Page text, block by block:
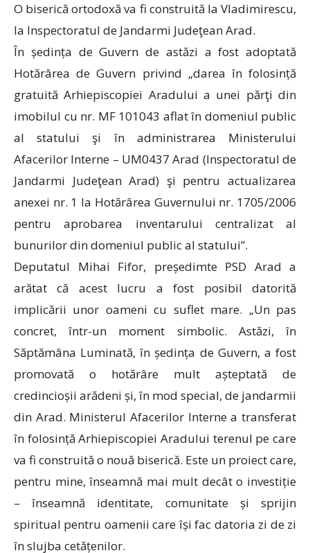
O biserică ortodoxă va fi construită la Vladimirescu,
la Inspectoratul de Jandarmi Judeţean Arad.
În ședința de Guvern de astăzi a fost adoptată
Hotărârea de Guvern privind „darea în folosință
gratuită Arhiepiscopiei Aradului a unei părţi din
imobilul cu nr. MF 101043 aflat în domeniul public
al statului şi în administrarea Ministerului
Afacerilor Interne – UM0437 Arad (Inspectoratul de
Jandarmi Judeţean Arad) şi pentru actualizarea
anexei nr. 1 la Hotărârea Guvernului nr. 1705/2006
pentru aprobarea inventarului centralizat al
bunurilor din domeniul public al statului”.
Deputatul Mihai Fifor, președimte PSD Arad a
arătat că acest lucru a fost posibil datorită
implicării unor oameni cu suflet mare. „Un pas
concret, într-un moment simbolic. Astăzi, în
Săptămâna Luminată, în ședința de Guvern, a fost
promovată o hotărâre mult așteptată de
credincioșii arădeni și, în mod special, de jandarmii
din Arad. Ministerul Afacerilor Interne a transferat
în folosință Arhiepiscopiei Aradului terenul pe care
va fi construită o nouă biserică. Este un proiect care,
pentru mine, înseamnă mai mult decât o investiție
– înseamnă identitate, comunitate și sprijin
spiritual pentru oamenii care își fac datoria zi de zi
în slujba cetățenilor.